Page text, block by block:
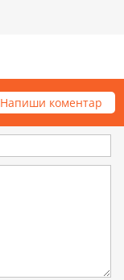
Напиши коментар